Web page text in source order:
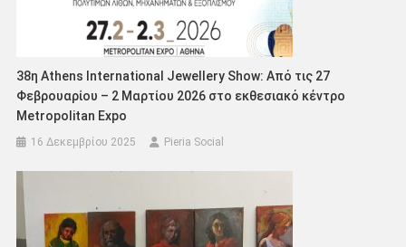
38η Athens International Jewellery Show: Από τις 27
Φεβρουαρίου – 2 Μαρτίου 2026 στο εκθεσιακό κέντρο
Metropolitan Expo
16 Δεκεμβρίου 2025 Pieria Social